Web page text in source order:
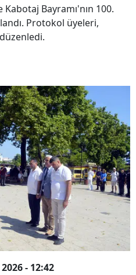
Bayramı'nın 100.
Protokol üyeleri,
- 12:42